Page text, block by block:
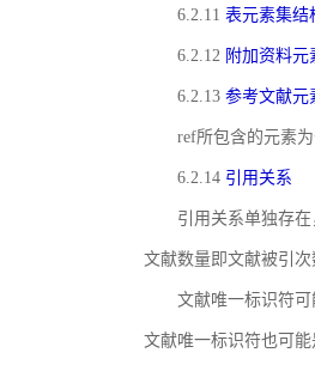
6.2.11 表元素集结
6.2.12 附加资料元
6.2.13 参考文献元
ref所包含的元素
6.2.14 引用关系
引用关系单独存
文献数量即文献被引
文献唯一标识符
文献唯一标识符也可